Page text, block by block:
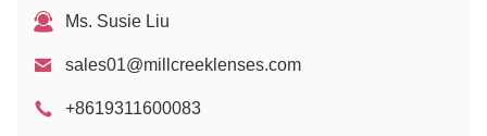
Ms. Susie Liu
sales01@millcreeklenses.com
+8619311600083